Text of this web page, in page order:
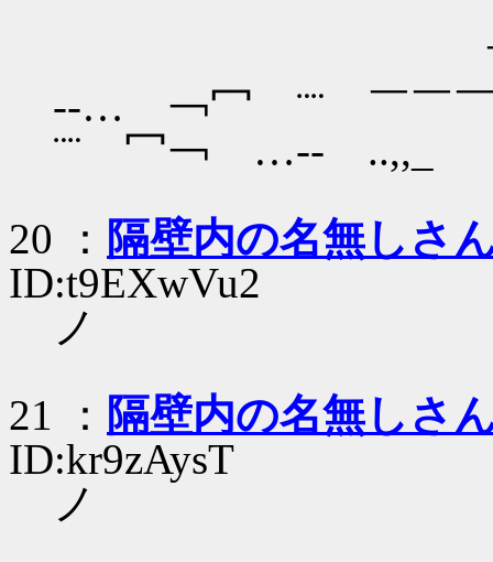
￣~ﾟ"''～
-‐… ￢冖 ¨¨ ￣￣
¨¨ 冖￢ …‐-
20 ： 隔壁内の名無しさ
ID:t9EXwVu2
ノ
21 ： 隔壁内の名無しさ
ID:kr9zAysT
ノ